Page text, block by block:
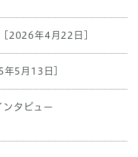
[2026年4月22日]
5月13日]
タビュー